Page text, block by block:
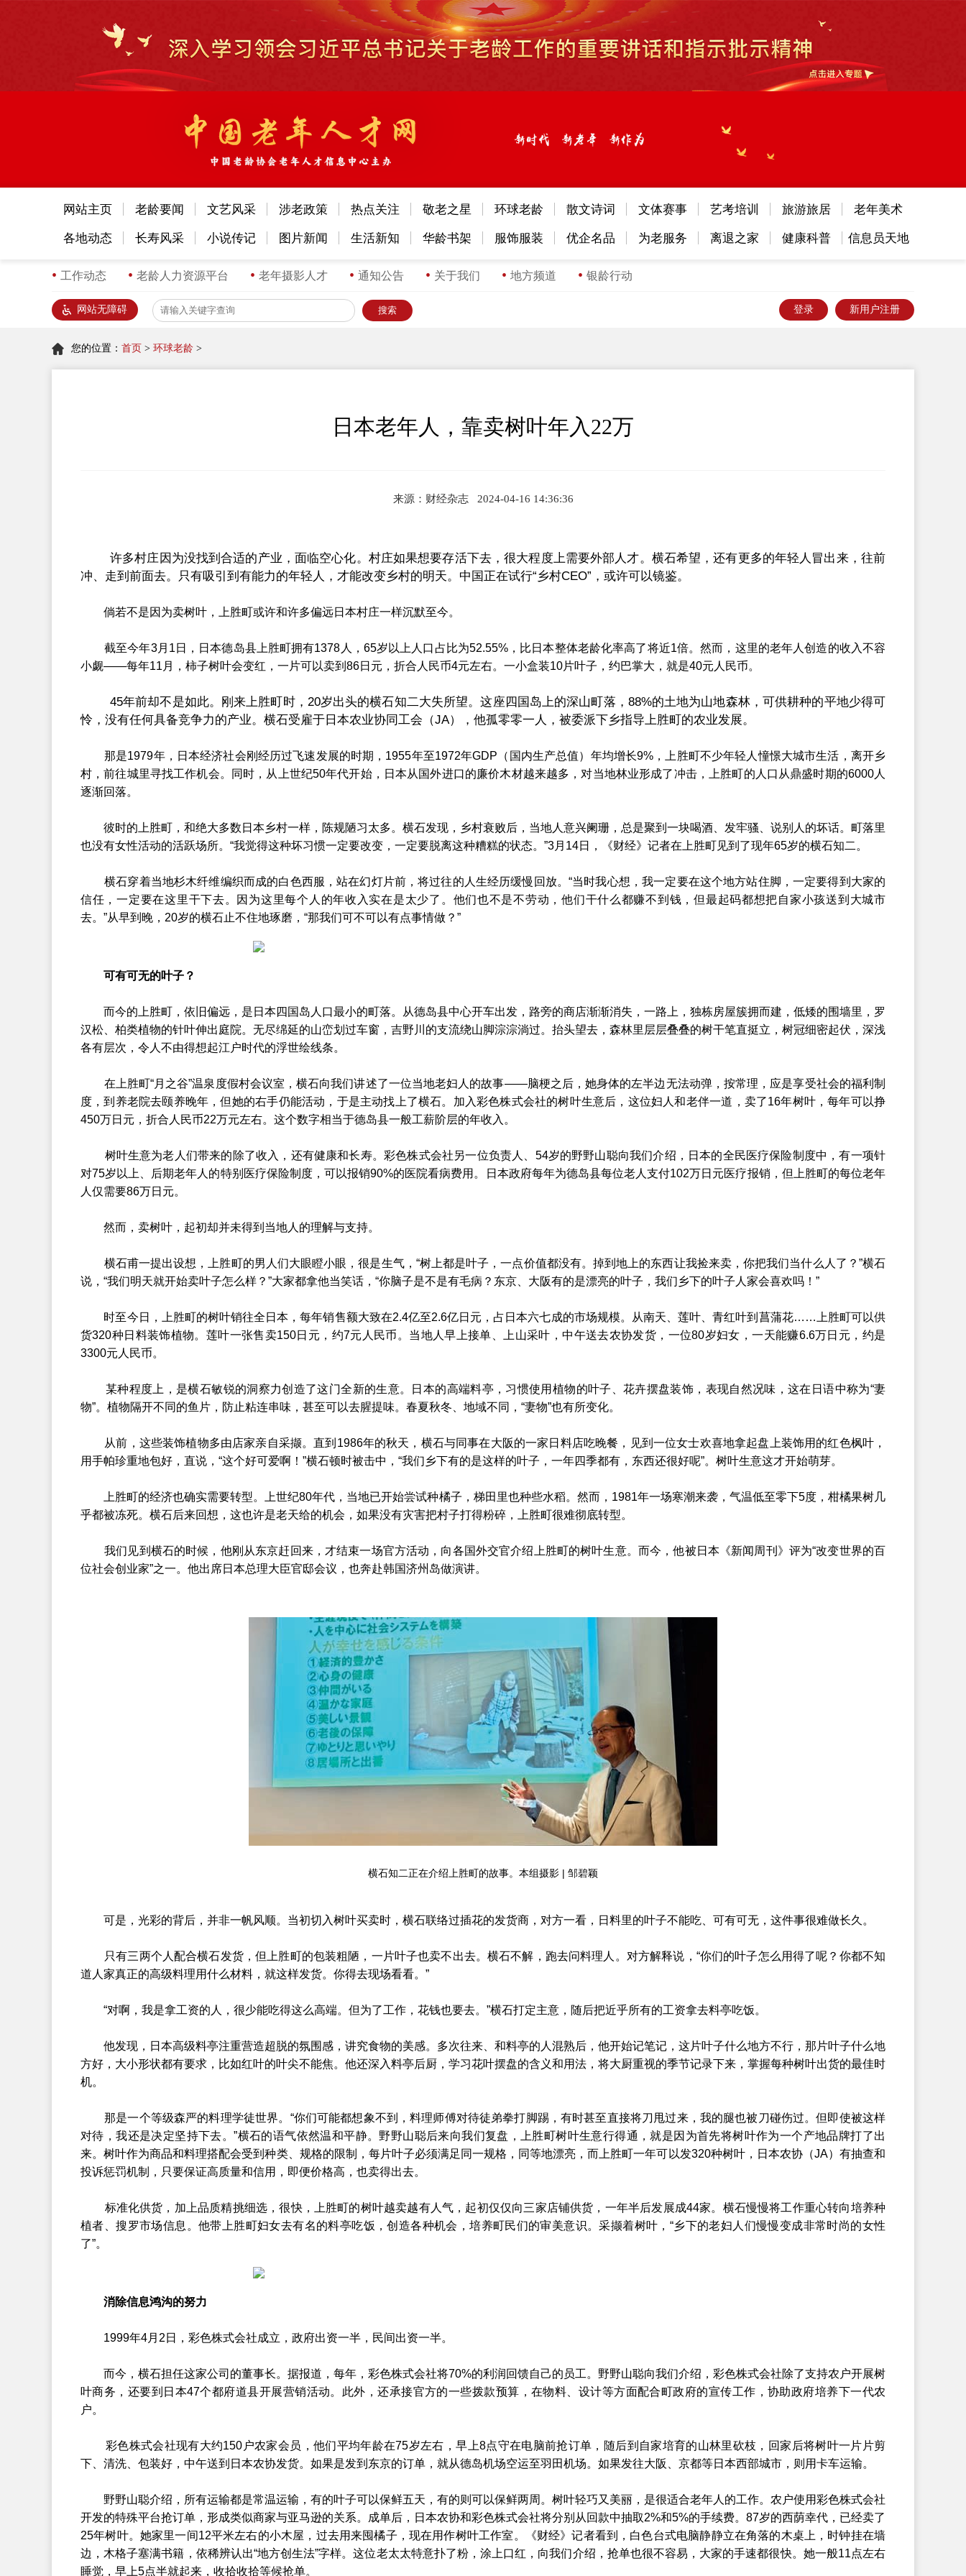
网站主页 老龄要闻 文艺风采 涉老政策 热点关注 敬老之星 环球老龄 散文诗词 文体赛事 艺考培训 旅游旅居 老年美术
各地动态 长寿风采 小说传记 图片新闻 生活新知 华龄书架 服饰服装 优企名品 为老服务 离退之家 健康科普 信息员天地
工作动态 老龄人力资源平台 老年摄影人才 通知公告 关于我们 地方频道 银龄行动
网站无障碍 登录 新用户注册
您的位置： 首页 > 环球老龄 >
日本老年人，靠卖树叶年入22万
来源：财经杂志 2024-04-16 14:36:36
许多村庄因为没找到合适的产业，面临空心化。村庄如果想要存活下去，很大程度上需要外部人才。横石希望，还有更多的年轻人冒出来，往前
冲、走到前面去。只有吸引到有能力的年轻人，才能改变乡村的明天。中国正在试行“乡村CEO”，或许可以镜鉴。
倘若不是因为卖树叶，上胜町或许和许多偏远日本村庄一样沉默至今。
截至今年3月1日，日本德岛县上胜町拥有1378人，65岁以上人口占比为52.55%，比日本整体老龄化率高了将近1倍。然而，这里的老年人创造的收入不容
小觑——每年11月，柿子树叶会变红，一片可以卖到86日元，折合人民币4元左右。一小盒装10片叶子，约巴掌大，就是40元人民币。
45年前却不是如此。刚来上胜町时，20岁出头的横石知二大失所望。这座四国岛上的深山町落，88%的土地为山地森林，可供耕种的平地少得可
怜，没有任何具备竞争力的产业。横石受雇于日本农业协同工会（JA），他孤零零一人，被委派下乡指导上胜町的农业发展。
那是1979年，日本经济社会刚经历过飞速发展的时期，1955年至1972年GDP（国内生产总值）年均增长9%，上胜町不少年轻人憧憬大城市生活，离开乡
村，前往城里寻找工作机会。同时，从上世纪50年代开始，日本从国外进口的廉价木材越来越多，对当地林业形成了冲击，上胜町的人口从鼎盛时期的6000人
逐渐回落。
彼时的上胜町，和绝大多数日本乡村一样，陈规陋习太多。横石发现，乡村衰败后，当地人意兴阑珊，总是聚到一块喝酒、发牢骚、说别人的坏话。町落里
也没有女性活动的活跃场所。“我觉得这种坏习惯一定要改变，一定要脱离这种糟糕的状态。”3月14日，《财经》记者在上胜町见到了现年65岁的横石知二。
横石穿着当地杉木纤维编织而成的白色西服，站在幻灯片前，将过往的人生经历缓慢回放。“当时我心想，我一定要在这个地方站住脚，一定要得到大家的
信任，一定要在这里干下去。因为这里每个人的年收入实在是太少了。他们也不是不劳动，他们干什么都赚不到钱，但最起码都想把自家小孩送到大城市
去。”从早到晚，20岁的横石止不住地琢磨，“那我们可不可以有点事情做？”
可有可无的叶子？
而今的上胜町，依旧偏远，是日本四国岛人口最小的町落。从德岛县中心开车出发，路旁的商店渐渐消失，一路上，独栋房屋簇拥而建，低矮的围墙里，罗
汉松、柏类植物的针叶伸出庭院。无尽绵延的山峦划过车窗，吉野川的支流绕山脚淙淙淌过。抬头望去，森林里层层叠叠的树干笔直挺立，树冠细密起伏，深浅
各有层次，令人不由得想起江户时代的浮世绘线条。
在上胜町“月之谷”温泉度假村会议室，横石向我们讲述了一位当地老妇人的故事——脑梗之后，她身体的左半边无法动弹，按常理，应是享受社会的福利制
度，到养老院去颐养晚年，但她的右手仍能活动，于是主动找上了横石。加入彩色株式会社的树叶生意后，这位妇人和老伴一道，卖了16年树叶，每年可以挣
450万日元，折合人民币22万元左右。这个数字相当于德岛县一般工薪阶层的年收入。
树叶生意为老人们带来的除了收入，还有健康和长寿。彩色株式会社另一位负责人、54岁的野野山聪向我们介绍，日本的全民医疗保险制度中，有一项针
对75岁以上、后期老年人的特别医疗保险制度，可以报销90%的医院看病费用。日本政府每年为德岛县每位老人支付102万日元医疗报销，但上胜町的每位老年
人仅需要86万日元。
然而，卖树叶，起初却并未得到当地人的理解与支持。
横石甫一提出设想，上胜町的男人们大眼瞪小眼，很是生气，“树上都是叶子，一点价值都没有。掉到地上的东西让我捡来卖，你把我们当什么人了？”横石
说，“我们明天就开始卖叶子怎么样？”大家都拿他当笑话，“你脑子是不是有毛病？东京、大阪有的是漂亮的叶子，我们乡下的叶子人家会喜欢吗！”
时至今日，上胜町的树叶销往全日本，每年销售额大致在2.4亿至2.6亿日元，占日本六七成的市场规模。从南天、莲叶、青红叶到菖蒲花……上胜町可以供
货320种日料装饰植物。莲叶一张售卖150日元，约7元人民币。当地人早上接单、上山采叶，中午送去农协发货，一位80岁妇女，一天能赚6.6万日元，约是
3300元人民币。
某种程度上，是横石敏锐的洞察力创造了这门全新的生意。日本的高端料亭，习惯使用植物的叶子、花卉摆盘装饰，表现自然况味，这在日语中称为“妻
物”。植物隔开不同的鱼片，防止粘连串味，甚至可以去腥提味。春夏秋冬、地域不同，“妻物”也有所变化。
从前，这些装饰植物多由店家亲自采撷。直到1986年的秋天，横石与同事在大阪的一家日料店吃晚餐，见到一位女士欢喜地拿起盘上装饰用的红色枫叶，
用手帕珍重地包好，直说，“这个好可爱啊！”横石顿时被击中，“我们乡下有的是这样的叶子，一年四季都有，东西还很好呢”。树叶生意这才开始萌芽。
上胜町的经济也确实需要转型。上世纪80年代，当地已开始尝试种橘子，梯田里也种些水稻。然而，1981年一场寒潮来袭，气温低至零下5度，柑橘果树几
乎都被冻死。横石后来回想，这也许是老天给的机会，如果没有灾害把村子打得粉碎，上胜町很难彻底转型。
我们见到横石的时候，他刚从东京赶回来，才结束一场官方活动，向各国外交官介绍上胜町的树叶生意。而今，他被日本《新闻周刊》评为“改变世界的百
位社会创业家”之一。他出席日本总理大臣官邸会议，也奔赴韩国济州岛做演讲。
横石知二正在介绍上胜町的故事。本组摄影 | 邹碧颖
可是，光彩的背后，并非一帆风顺。当初切入树叶买卖时，横石联络过插花的发货商，对方一看，日料里的叶子不能吃、可有可无，这件事很难做长久。
只有三两个人配合横石发货，但上胜町的包装粗陋，一片叶子也卖不出去。横石不解，跑去问料理人。对方解释说，“你们的叶子怎么用得了呢？你都不知
道人家真正的高级料理用什么材料，就这样发货。你得去现场看看。”
“对啊，我是拿工资的人，很少能吃得这么高端。但为了工作，花钱也要去。”横石打定主意，随后把近乎所有的工资拿去料亭吃饭。
他发现，日本高级料亭注重营造超脱的氛围感，讲究食物的美感。多次往来、和料亭的人混熟后，他开始记笔记，这片叶子什么地方不行，那片叶子什么地
方好，大小形状都有要求，比如红叶的叶尖不能焦。他还深入料亭后厨，学习花叶摆盘的含义和用法，将大厨重视的季节记录下来，掌握每种树叶出货的最佳时
机。
那是一个等级森严的料理学徒世界。“你们可能都想象不到，料理师傅对待徒弟拳打脚踢，有时甚至直接将刀甩过来，我的腿也被刀碰伤过。但即使被这样
对待，我还是决定坚持下去。”横石的语气依然温和平静。野野山聪后来向我们复盘，上胜町树叶生意行得通，就是因为首先将树叶作为一个产地品牌打了出
来。树叶作为商品和料理搭配会受到种类、规格的限制，每片叶子必须满足同一规格，同等地漂亮，而上胜町一年可以发320种树叶，日本农协（JA）有抽查和
投诉惩罚机制，只要保证高质量和信用，即便价格高，也卖得出去。
标准化供货，加上品质精挑细选，很快，上胜町的树叶越卖越有人气，起初仅仅向三家店铺供货，一年半后发展成44家。横石慢慢将工作重心转向培养种
植者、搜罗市场信息。他带上胜町妇女去有名的料亭吃饭，创造各种机会，培养町民们的审美意识。采撷着树叶，“乡下的老妇人们慢慢变成非常时尚的女性
了”。
消除信息鸿沟的努力
1999年4月2日，彩色株式会社成立，政府出资一半，民间出资一半。
而今，横石担任这家公司的董事长。据报道，每年，彩色株式会社将70%的利润回馈自己的员工。野野山聪向我们介绍，彩色株式会社除了支持农户开展树
叶商务，还要到日本47个都府道县开展营销活动。此外，还承接官方的一些拨款预算，在物料、设计等方面配合町政府的宣传工作，协助政府培养下一代农
户。
彩色株式会社现有大约150户农家会员，他们平均年龄在75岁左右，早上8点守在电脑前抢订单，随后到自家培育的山林里砍枝，回家后将树叶一片片剪
下、清洗、包装好，中午送到日本农协发货。如果是发到东京的订单，就从德岛机场空运至羽田机场。如果发往大阪、京都等日本西部城市，则用卡车运输。
野野山聪介绍，所有运输都是常温运输，有的叶子可以保鲜五天，有的则可以保鲜两周。树叶轻巧又美丽，是很适合老年人的工作。农户使用彩色株式会社
开发的特殊平台抢订单，形成类似商家与亚马逊的关系。成单后，日本农协和彩色株式会社将分别从回款中抽取2%和5%的手续费。87岁的西荫幸代，已经卖了
25年树叶。她家里一间12平米左右的小木屋，过去用来囤橘子，现在用作树叶工作室。《财经》记者看到，白色台式电脑静静立在角落的木桌上，时钟挂在墙
边，木格子塞满书籍，依稀辨认出“地方创生法”字样。这位老太太特意扑了粉，涂上口红，向我们介绍，抢单也很不容易，大家的手速都很快。她一般11点左右
睡觉，早上5点半就起来，收拾收拾等候抢单。